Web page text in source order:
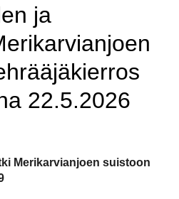
ja
22.5.2026
Merikarvianjoen suistoon